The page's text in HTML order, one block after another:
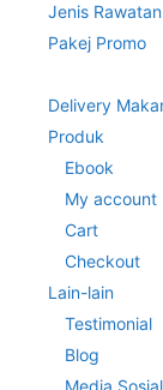
Jenis Rawatan
Pakej Promo
Delivery
Produk
Ebook
My account
Cart
Checkout
Lain-lain
Testimonial
Blog
Media Sosial